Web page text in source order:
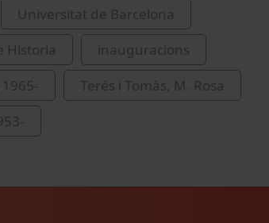
Universitat de Barcelona
Historia
inauguracions
Terés i Tomàs, M. Rosa